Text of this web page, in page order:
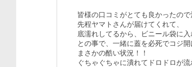
皆様の口コミがとても良かったので
先程ヤマトさんが届けてくれて、
底濡れしてるから、ビニール袋に
との事で、一緒に蓋を必死でコジ開
まさかの酷い状況！！
ぐちゃぐちゃに潰れてドロドロが